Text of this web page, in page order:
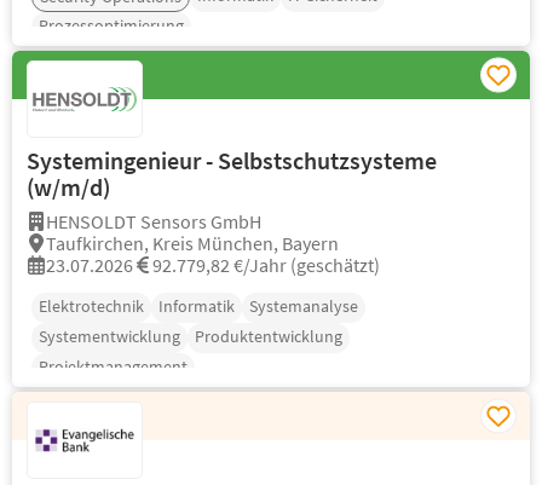
Prozessoptimierung
Systemingenieur - Selbstschutzsysteme
(w/m/d)
HENSOLDT Sensors GmbH
Taufkirchen, Kreis München, Bayern
23.07.2026
92.779,82 €/Jahr (geschätzt)
Elektrotechnik Informatik
Systemanalyse
Systementwicklung
Produktentwicklung
Projektmanagement